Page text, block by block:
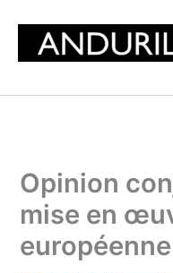
content
Opinion
mise en
européenne